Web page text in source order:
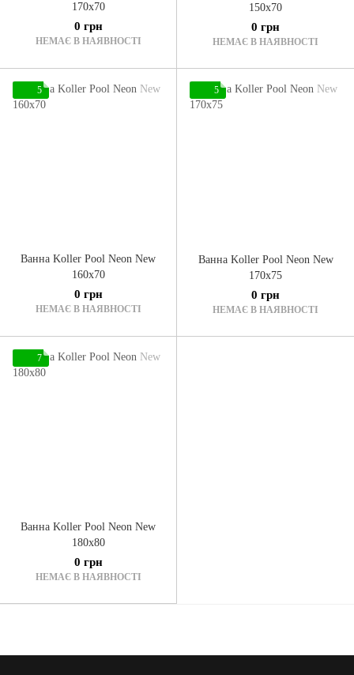
170x70
0 грн
НЕМАЄ В НАЯВНОСТІ
150x70
0 грн
НЕМАЄ В НАЯВНОСТІ
5
Ванна Koller Pool Neon New
160x70
0 грн
НЕМАЄ В НАЯВНОСТІ
5
Ванна Koller Pool Neon New
170x75
0 грн
НЕМАЄ В НАЯВНОСТІ
7
Ванна Koller Pool Neon New
180x80
0 грн
НЕМАЄ В НАЯВНОСТІ